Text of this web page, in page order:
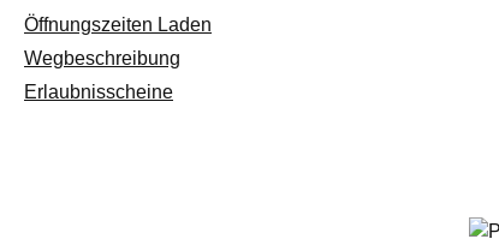
Öffnungszeiten Laden
Wegbeschreibung
Erlaubnisscheine